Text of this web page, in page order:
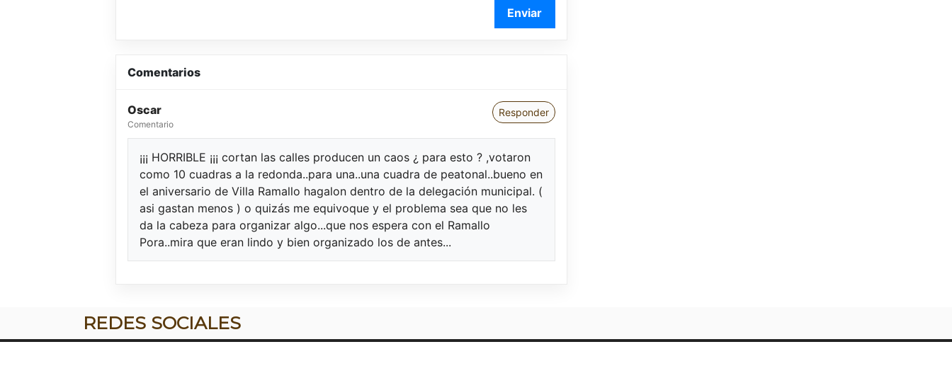
Enviar
Comentarios
Oscar
Comentario
Responder
¡¡¡ HORRIBLE ¡¡¡ cortan las calles producen un caos ¿ para esto ? ,votaron
como 10 cuadras a la redonda..para una..una cuadra de peatonal..bueno en
el aniversario de Villa Ramallo hagalon dentro de la delegación municipal. (
asi gastan menos ) o quizás me equivoque y el problema sea que no les
da la cabeza para organizar algo...que nos espera con el Ramallo
Pora..mira que eran lindo y bien organizado los de antes...
REDES SOCIALES